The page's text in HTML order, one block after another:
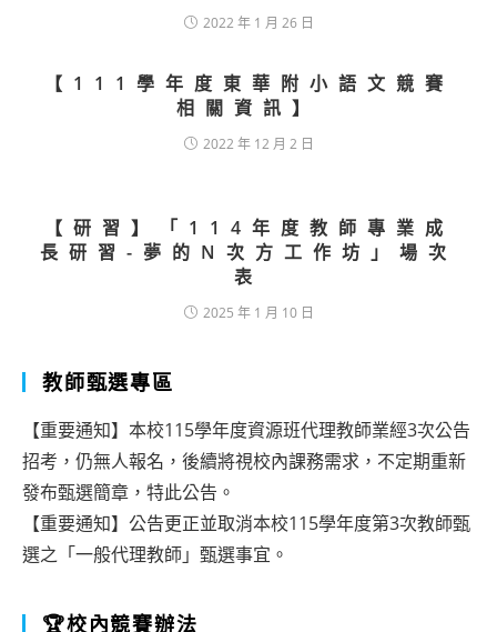
2022 年 1 月 26 日
【111學年度東華附小語文競賽
相關資訊】
2022 年 12 月 2 日
【研習】「114年度教師專業成
長研習-夢的N次方工作坊」場次
表
2025 年 1 月 10 日
教師甄選專區
【重要通知】本校115學年度資源班代理教師業經3次公告
招考，仍無人報名，後續將視校內課務需求，不定期重新
發布甄選簡章，特此公告。
【重要通知】公告更正並取消本校115學年度第3次教師甄
選之「一般代理教師」甄選事宜。
🏆校內競賽辦法